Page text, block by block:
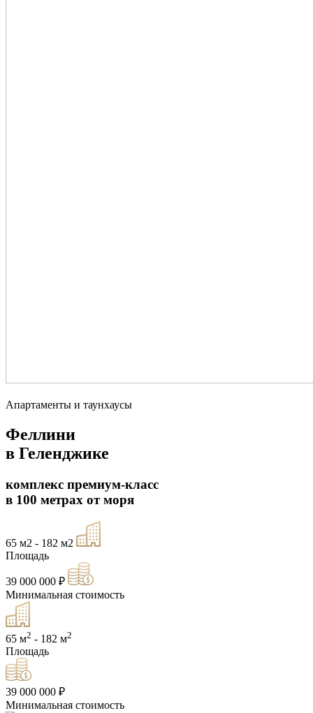
Апартаменты и таунхаусы
Феллини
в Геленджике
комплекс премиум-класс
в 100 метрах от моря
65 м2 - 182 м2
Площадь
39 000 000 ₽
Минимальная стоимость
65 м2 - 182 м2
Площадь
39 000 000 ₽
Минимальная стоимость